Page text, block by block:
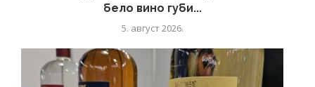
бело вино губи...
5. август 2026.